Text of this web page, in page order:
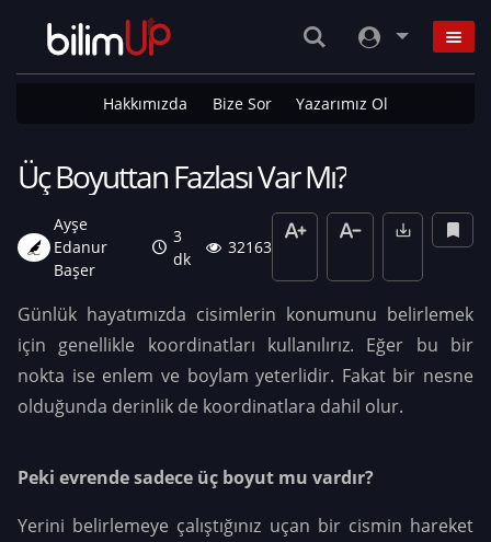
Hakkımızda Bize Sor Yazarımız Ol
Üç Boyuttan Fazlası Var Mı?
Ayşe
Edanur
Başer
3
dk
32163
Günlük hayatımızda cisimlerin konumunu belirlemek
için genellikle koordinatları kullanılırız. Eğer bu bir
nokta ise enlem ve boylam yeterlidir. Fakat bir nesne
olduğunda derinlik de koordinatlara dahil olur.
Peki evrende sadece üç boyut mu vardır?
Yerini belirlemeye çalıştığınız uçan bir cismin hareket